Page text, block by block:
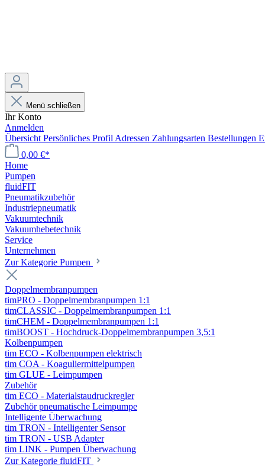
Menü schließen
Ihr Konto
Anmelden
Übersicht Persönliches Profil Adressen Zahlungsarten Bestellungen
0,00 €*
Home
Pumpen
fluidFIT
Pneumatikzubehör
Industriepneumatik
Vakuumtechnik
Vakuumhebetechnik
Service
Unternehmen
Zur Kategorie Pumpen
Doppelmembranpumpen
timPRO - Doppelmembranpumpen 1:1
timCLASSIC - Doppelmembranpumpen 1:1
timCHEM - Doppelmembranpumpen 1:1
timBOOST - Hochdruck-Doppelmembranpumpen 3,5:1
Kolbenpumpen
tim ECO - Kolbenpumpen elektrisch
tim COA - Koaguliermittelpumpen
tim GLUE - Leimpumpen
Zubehör
tim ECO - Materialstaudruckregler
Zubehör pneumatische Leimpumpe
Intelligente Überwachung
tim TRON - Intelligenter Sensor
tim TRON - USB Adapter
tim LINK - Pumpen Überwachung
Zur Kategorie fluidFIT